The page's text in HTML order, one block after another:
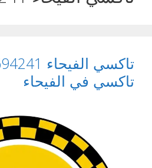
تاكسي في الفيحاء